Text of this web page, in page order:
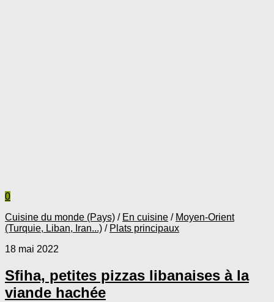
0
Cuisine du monde (Pays) / En cuisine / Moyen-Orient
(Turquie, Liban, Iran...) / Plats principaux
18 mai 2022
Sfiha, petites pizzas libanaises à la
viande hachée